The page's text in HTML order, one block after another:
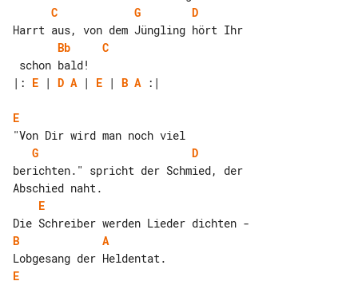
C
G
D
Bb
C
|: E | D A | E | B A :|
E
G
D
berichten." spricht der Schmied, der
E
B
A
E